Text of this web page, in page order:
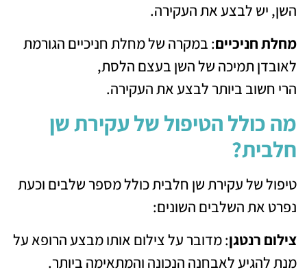
השן, יש לבצע את העקירה.
מחלת חניכיים: במקרה של מחלת חניכיים הגורמת
לאובדן תמיכה של השן בעצם הלסת,
הרי חשוב ביותר לבצע את העקירה.
מה כולל הטיפול של עקירת שן
חלבית?
טיפול של עקירת שן חלבית כולל מספר שלבים וכעת
נפרט את השלבים השונים:
צילום רנטגן: מדובר על צילום אותו מבצע הרופא על
מנת להגיע לאבחנה הנכונה והמתאימה ביותר.